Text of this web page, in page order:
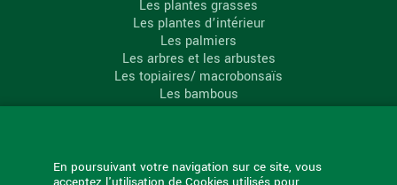
En poursuivant votre navigation sur ce site, vous
Les plantes grasses
Les plantes d’intérieur
Les palmiers
Les arbres et les arbustes
Les topiaires/ macrobonsaïs
Les bambous
Les conifères
La Palmeraie